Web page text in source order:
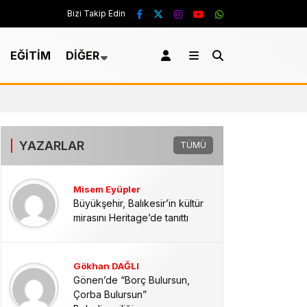
Bizi Takip Edin
EĞİTİM DİĞER
Coğrafi işaretli Havran
hasat başladı
YAZARLAR TÜMÜ
Misem Eyüpler
Büyükşehir, Balıkesir’in kültür
mirasını Heritage’de tanıttı
Gökhan DAĞLI
Gönen’de “Borç Bulursun,
Çorba Bulursun”